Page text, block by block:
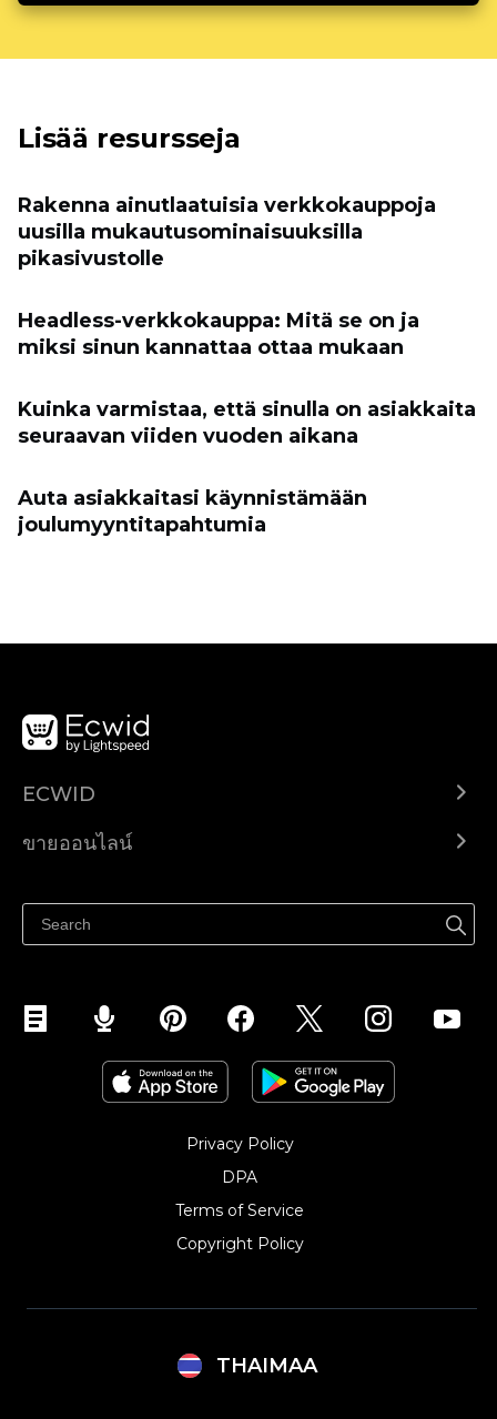
Lisää resursseja
Rakenna ainutlaatuisia verkkokauppoja
uusilla mukautusominaisuuksilla
pikasivustolle
Headless-verkkokauppa: Mitä se on ja
miksi sinun kannattaa ottaa mukaan
Kuinka varmistaa, että sinulla on asiakkaita
seuraavan viiden vuoden aikana
Auta asiakkaitasi käynnistämään
joulumyyntitapahtumia
ECWID
ราคา
ขายออนไลน์
ขายบนเฟสบุ๊ค
Privacy Policy
DPA
Terms of Service
Copyright Policy‎
THAIMAA